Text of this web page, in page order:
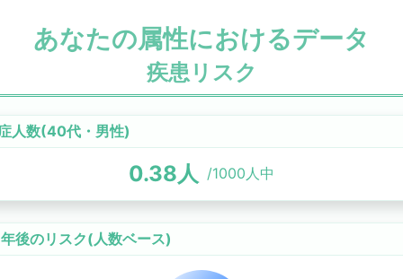
あなたの属性におけるデータ
疾患リスク
人数(40代・ 男性)
0.38人 /1000人中
後のリスク(人数ベース)